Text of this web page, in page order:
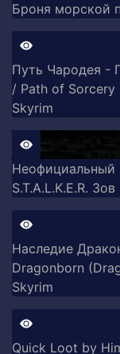
Броня морской
Путь Чародея -
/ Path of Sorcery
Skyrim
Неофициальный
S.T.A.L.K.E.R.
Наследие
Dragonborn
Skyrim
Quick Loot by